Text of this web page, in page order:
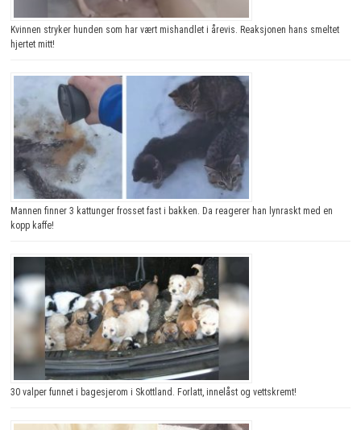
Kvinnen stryker hunden som har vært mishandlet i årevis. Reaksjonen hans smeltet
hjertet mitt!
Mannen finner 3 kattunger frosset fast i bakken. Da reagerer han lynraskt med en
kopp kaffe!
30 valper funnet i bagesjerom i Skottland. Forlatt, innelåst og vettskremt!